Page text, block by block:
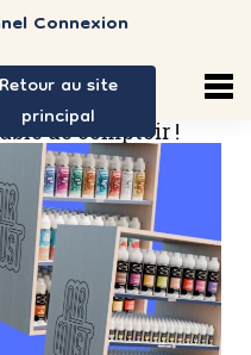
Connexion
Retour au site
principal
de comptoir !